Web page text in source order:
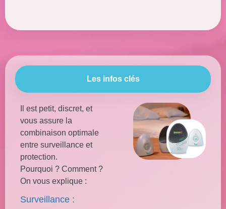
Les infos clés
Il est petit, discret, et
vous assure la
combinaison optimale
entre surveillance et
protection.
Pourquoi ? Comment ?
On vous explique :
Surveillance :